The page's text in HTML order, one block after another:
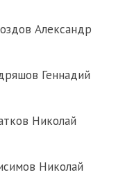
Александр
Геннадий
Николай
Николай